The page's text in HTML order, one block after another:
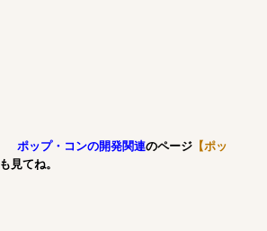
ポップ・コンの開発関連のページ 【ポッ
も見てね。